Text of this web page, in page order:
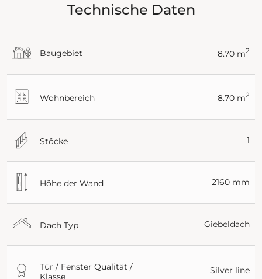
Technische Daten
Baugebiet 8.70 m2
Wohnbereich 8.70 m2
Stöcke 1
Höhe der Wand 2160 mm
Dach Typ Giebeldach
Tür / Fenster Qualität /
Klasse
Silver line